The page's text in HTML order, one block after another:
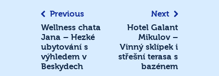
Previous
Wellness chata
Jana – Hezké
ubytování s
výhledem v
Beskydech
Next
Hotel Galant
Mikulov –
Vinný sklípek i
střešní terasa s
bazénem